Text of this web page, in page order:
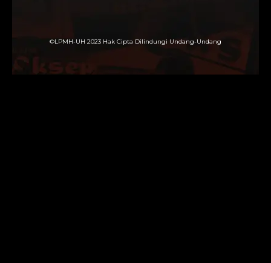
©LPMH-UH 2023 Hak Cipta Dilindungi Undang-Undang